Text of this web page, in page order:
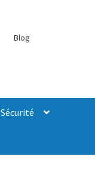
Blog
Sécurité